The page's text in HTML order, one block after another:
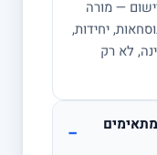
— מורה
יחידות,
לא רק
−